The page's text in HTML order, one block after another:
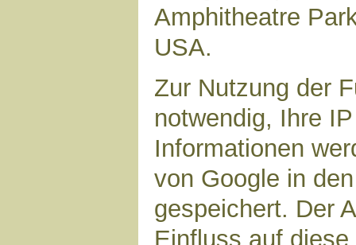
Amphitheatre
USA.
Zur Nutzung der
notwendig, Ihre
Informationen
von Google in
gespeichert. Der
Einfluss auf